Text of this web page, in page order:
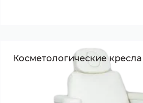
Косметологические кресла